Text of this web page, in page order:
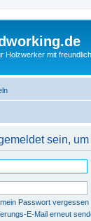
Holzwerker mit
sein,
Passwort vergessen
E-Mail erneut